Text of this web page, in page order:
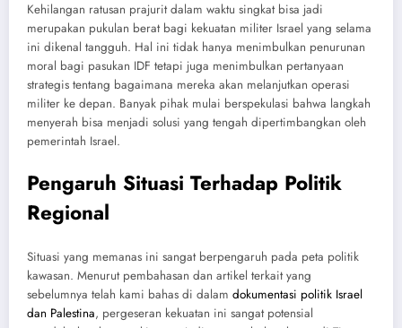
Kehilangan ratusan prajurit dalam waktu singkat bisa jadi
merupakan pukulan berat bagi kekuatan militer Israel yang selama
ini dikenal tangguh. Hal ini tidak hanya menimbulkan penurunan
moral bagi pasukan IDF tetapi juga menimbulkan pertanyaan
strategis tentang bagaimana mereka akan melanjutkan operasi
militer ke depan. Banyak pihak mulai berspekulasi bahwa langkah
menyerah bisa menjadi solusi yang tengah dipertimbangkan oleh
pemerintah Israel.
Pengaruh Situasi Terhadap Politik
Regional
Situasi yang memanas ini sangat berpengaruh pada peta politik
kawasan. Menurut pembahasan dan artikel terkait yang
sebelumnya telah kami bahas di dalam dokumentasi politik Israel
dan Palestina, pergeseran kekuatan ini sangat potensial